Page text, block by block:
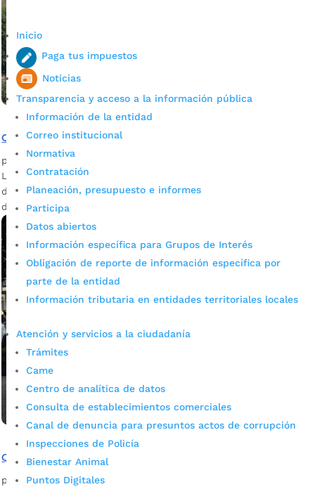
Inicio
Paga tus impuestos
Noticias
Transparencia y acceso a la información pública
Información de la entidad
Correo institucional
Normativa
Contratación
Planeación, presupuesto e informes
Participa
Datos abiertos
Información específica para Grupos de Interés
Obligación de reporte de información específica por
parte de la entidad
Información tributaria en entidades territoriales locales
Atención y servicios a la ciudadanía
Trámites
Came
Centro de analítica de datos
Consulta de establecimientos comerciales
Canal de denuncia para presuntos actos de corrupción
Inspecciones de Policía
Bienestar Animal
Puntos Digitales
Obras que salvan la vida de 6 mil bumangueses
por admin_prensa
La gestión preventiva sigue avanzando: estas son las obras
de mitigación y gestión del riesgo que salvan la vida de más
de 6 mil bumangueses. La...
Quedó lista la pavimentación de la calle 36
por admin_prensa|Jun 24, 2026